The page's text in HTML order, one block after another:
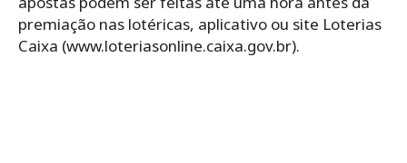
premiação nas lotéricas, aplicativo ou site Loterias
Caixa (www.loteriasonline.caixa.gov.br).